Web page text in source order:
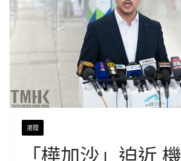
港聞
「樺加沙」迫近